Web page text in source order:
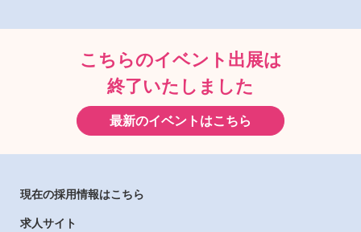
こちらのイベント出展は
終了いたしました
最新のイベントはこちら
現在の採用情報はこちら
求人サイト